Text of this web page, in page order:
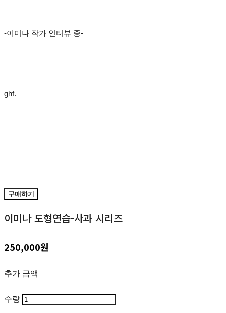
-이미나 작가 인터뷰 중-
ghf.
구매하기
이미나 도형연습-사과 시리즈
250,000원
추가 금액
수량